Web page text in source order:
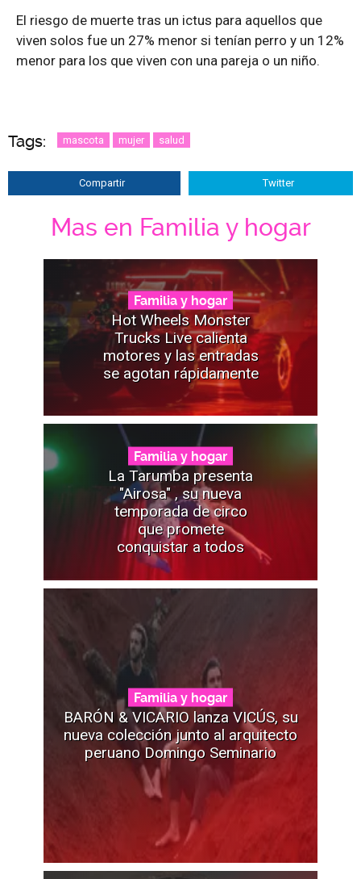
El riesgo de muerte tras un ictus para aquellos que
viven solos fue un 27% menor si tenían perro y un 12%
menor para los que viven con una pareja o un niño.
Tags: mascota mujer salud
Compartir Twitter
Mas en Familia y hogar
Familia y hogar
Hot Wheels Monster
Trucks Live calienta
motores y las entradas
se agotan rápidamente
Familia y hogar
La Tarumba presenta
"Airosa" , su nueva
temporada de circo
que promete
conquistar a todos
Familia y hogar
BARÓN & VICARIO lanza VICÚS, su
nueva colección junto al arquitecto
peruano Domingo Seminario